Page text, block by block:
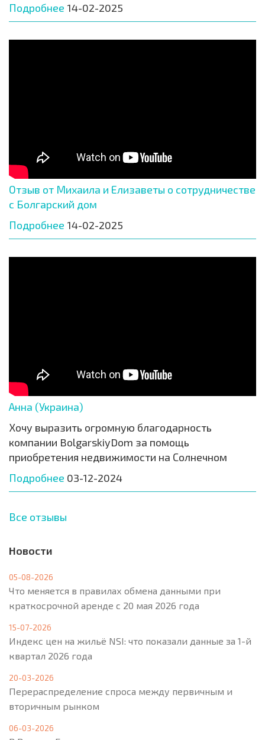
Подробнее 14-02-2025
Отзыв от Михаила и Елизаветы о сотрудничестве
с Болгарский дом
Подробнее 14-02-2025
Анна (Украина)
Хочу выразить огромную благодарность
компании BolgarskiyDom за помощь
приобретения недвижимости на Солнечном
Подробнее 03-12-2024
Все отзывы
Новости
05-08-2026
Что меняется в правилах обмена данными при
краткосрочной аренде с 20 мая 2026 года
15-07-2026
Индекс цен на жильё NSI: что показали данные за 1-й
квартал 2026 года
20-03-2026
Перераспределение спроса между первичным и
вторичным рынком
06-03-2026